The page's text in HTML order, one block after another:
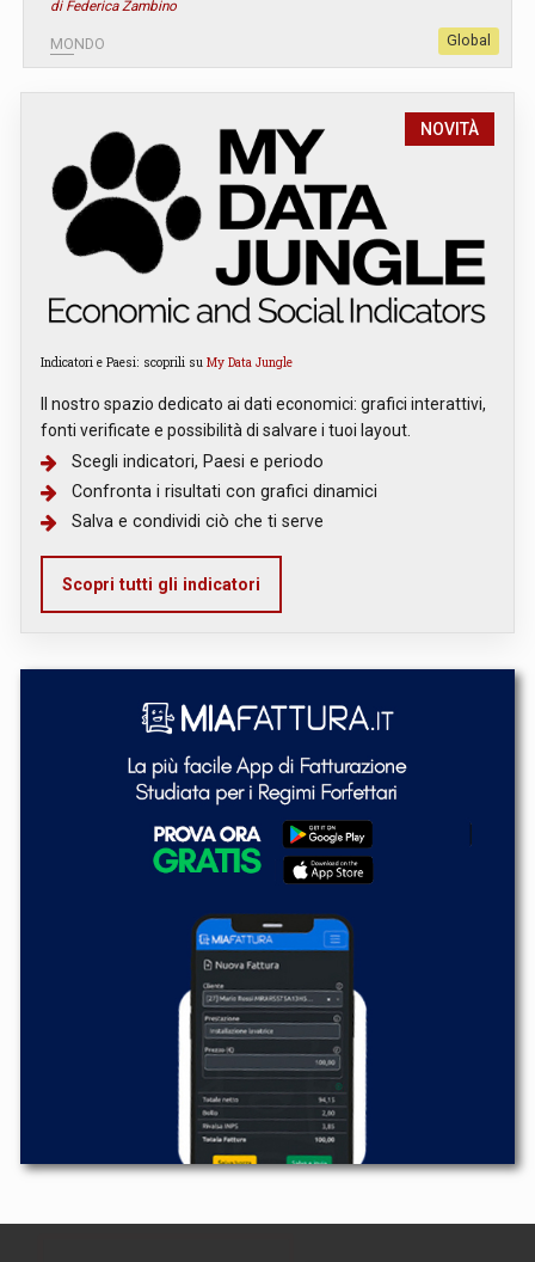
di Federica Zambino
MONDO Global
NOVITÀ
Indicatori e Paesi: scoprili su My Data Jungle
Il nostro spazio dedicato ai dati economici: grafici interattivi,
fonti verificate e possibilità di salvare i tuoi layout.
Scegli indicatori, Paesi e periodo
Confronta i risultati con grafici dinamici
Salva e condividi ciò che ti serve
Scopri tutti gli indicatori